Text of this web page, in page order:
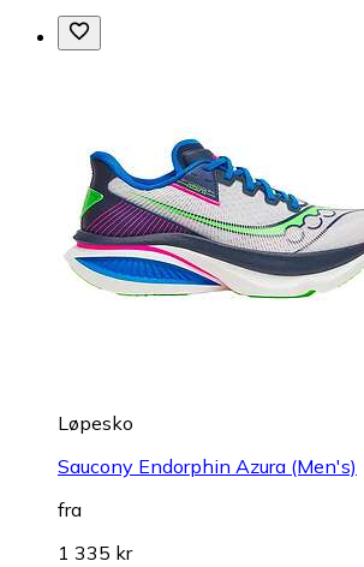
Løpesko
Saucony Endorphin Azura (Men's)
fra
1 335 kr